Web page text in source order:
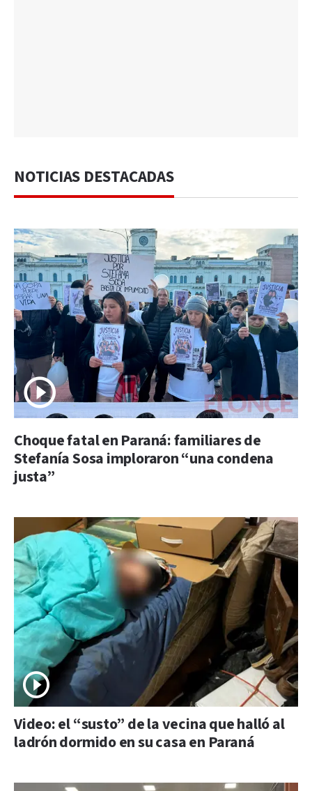
NOTICIAS DESTACADAS
Choque fatal en Paraná: familiares de
Stefanía Sosa imploraron “una condena
justa”
Video: el “susto” de la vecina que halló al
ladrón dormido en su casa en Paraná